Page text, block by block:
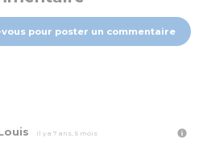
pour poster un commentaire
Il y a 7 ans, 5 mois